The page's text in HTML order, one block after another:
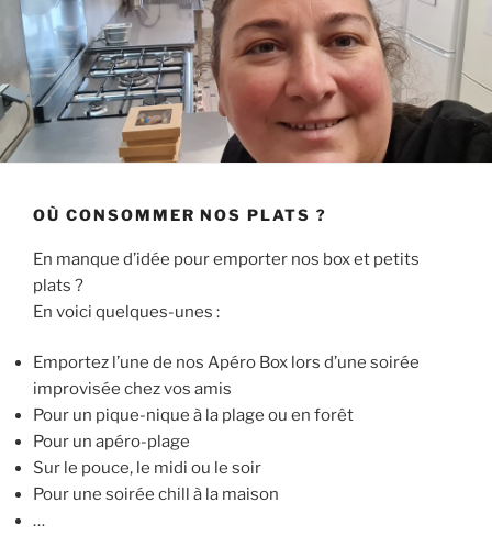
OÙ CONSOMMER NOS PLATS ?
En manque d’idée pour emporter nos box et petits
plats ?
En voici quelques-unes :
Emportez l’une de nos Apéro Box lors d’une soirée
improvisée chez vos amis
Pour un pique-nique à la plage ou en forêt
Pour un apéro-plage
Sur le pouce, le midi ou le soir
Pour une soirée chill à la maison
…